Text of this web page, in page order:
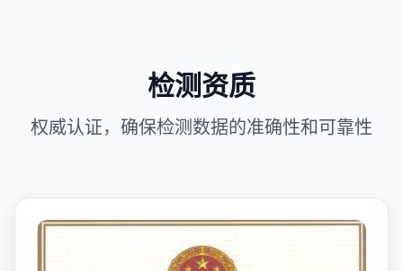
检测资质
权威认证，确保检测数据的准确性和可靠性